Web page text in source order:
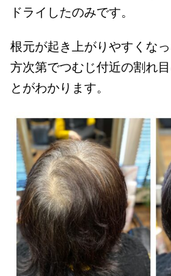
ドライしたのみです。
根元が起き上がりやすくな
方次第でつむじ付近の割れ
とがわかります。